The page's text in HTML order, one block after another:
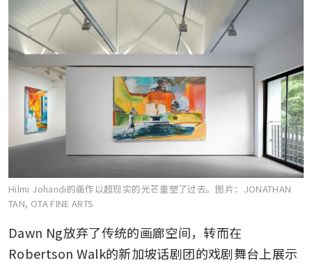
Hilmi Johandi的画作以超现实的光芒重塑了过去。 图片：JONATHAN
TAN, OTA FINE ARTS
Dawn Ng放弃了传统的画廊空间，转而在
Robertson Walk的新加坡话剧团的戏剧舞台上展示